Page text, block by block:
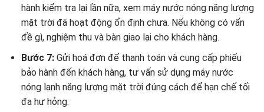
hành kiểm tra lại lần nữa, xem máy nước nóng năng lượng
mặt trời đã hoạt động ổn định chưa. Nếu không có vấn
đề gì, nghiệm thu và bàn giao lại cho khách hàng.
Bước 7: Gửi hoá đơn để thanh toán và cung cấp phiếu
bảo hành đến khách hàng, tư vấn sử dụng máy nước
nóng lạnh năng lượng mặt trời đúng cách để hạn chế tối
đa hư hỏng.